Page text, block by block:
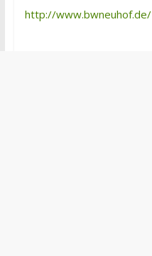
http://www.bwneuhof.de/